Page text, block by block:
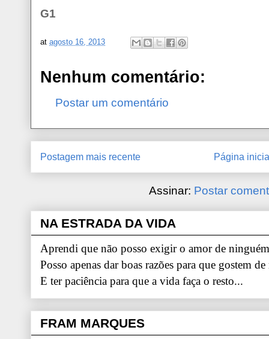
G1
at agosto 16, 2013
Nenhum comentário:
Postar um comentário
Postagem mais recente Página
Assinar: Postar
NA ESTRADA DA VIDA
Aprendi que não posso exigir o amor de
Posso apenas dar boas razões para que gostem
E ter paciência para que a vida faça o resto...
FRAM MARQUES